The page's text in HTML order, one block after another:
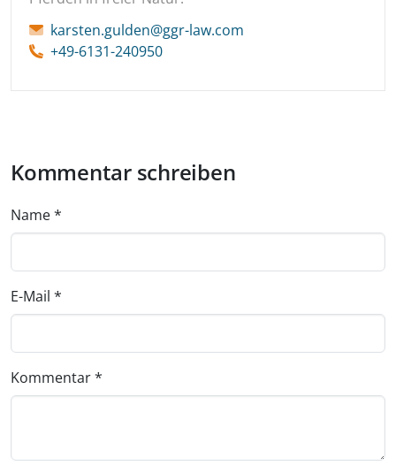
karsten.gulden@ggr-law.com
+49-6131-240950
Kommentar schreiben
Name*
E-Mail *
Kommentar*